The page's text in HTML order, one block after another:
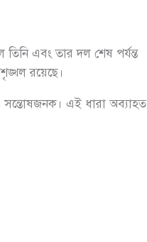
তিনি এবং তার দল শেষ পর্যন্ত
রয়েছে।
সন্তোষজনক। এই ধারা অব্যাহত